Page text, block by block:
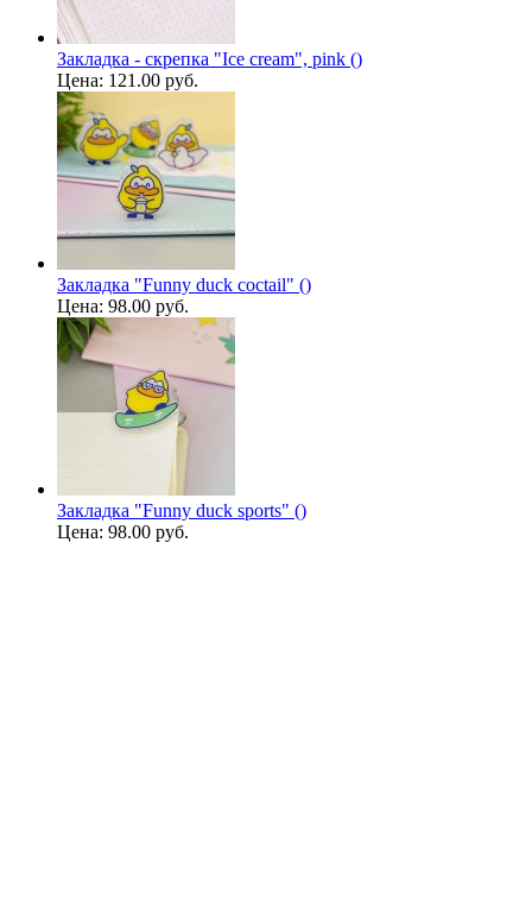
Закладка - скрепка "Ice cream", pink ()
Цена: 121.00 руб.
Закладка "Funny duck coctail" ()
Цена: 98.00 руб.
Закладка "Funny duck sports" ()
Цена: 98.00 руб.